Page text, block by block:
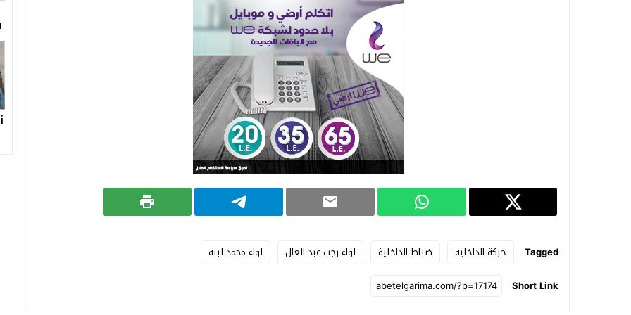
Tagged حركة الداخليه ضباط الداخلية لواء رجب عبد العال
لواء محمد لبنه
Short Link